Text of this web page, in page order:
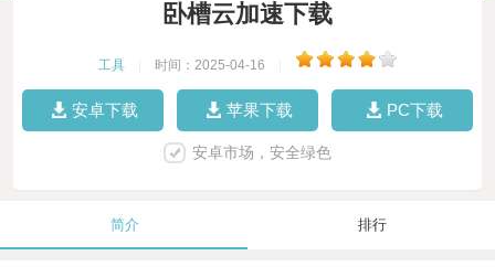
卧槽云加速下载
工具 时间：2025-04-16
安卓下载 苹果下载 PC下载
安卓市场，安全绿色
简介 排行